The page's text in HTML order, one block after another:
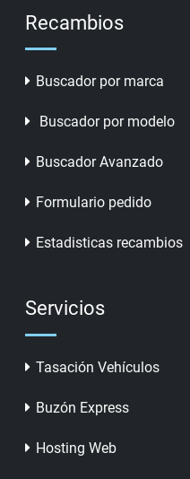
Recambios
Buscador por marca
Buscador por modelo
Buscador Avanzado
Formulario pedido
Estadisticas recambios
Servicios
Tasación Vehículos
Buzón Express
Hosting Web